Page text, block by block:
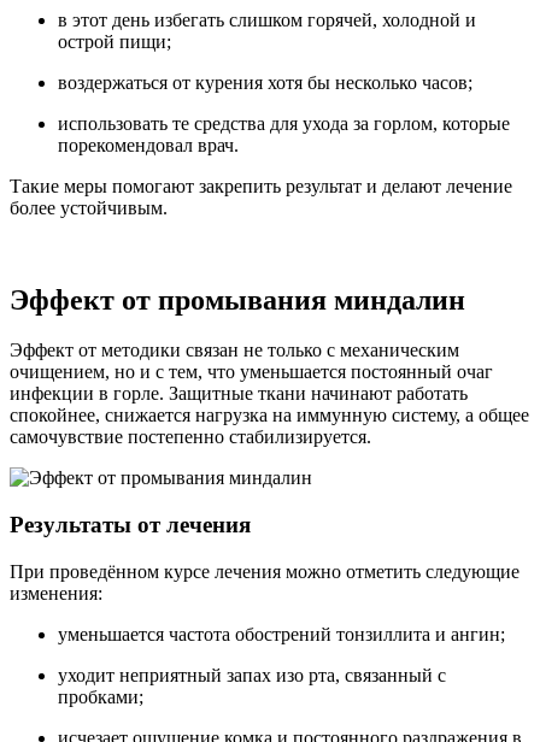
в этот день избегать слишком горячей, холодной и
острой пищи;
воздержаться от курения хотя бы несколько часов;
использовать те средства для ухода за горлом, которые
порекомендовал врач.
Такие меры помогают закрепить результат и делают лечение
более устойчивым.
Эффект от промывания миндалин
Эффект от методики связан не только с механическим
очищением, но и с тем, что уменьшается постоянный очаг
инфекции в горле. Защитные ткани начинают работать
спокойнее, снижается нагрузка на иммунную систему, а общее
самочувствие постепенно стабилизируется.
Результаты от лечения
При проведённом курсе лечения можно отметить следующие
изменения:
уменьшается частота обострений тонзиллита и ангин;
уходит неприятный запах изо рта, связанный с
пробками;
исчезает ощущение комка и постоянного раздражения в